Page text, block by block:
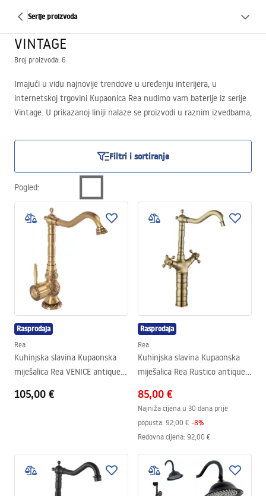
Serije proizvoda
VINTAGE
Broj proizvoda: 6
Imajući u vidu najnovije trendove u uređenju interijera, u
internetskoj trgovini Kupaonica Rea nudimo vam baterije iz serije
Vintage. U prikazanoj liniji nalaze se proizvodi u raznim izvedbama,
izuzetno moderne završne obrade, poput antiknog zlata i
patinirane crne. Ispunjavajući različite preferencije, baterije
Vintage opremljene su miješalicom koja omogućuje jednostavnu
kontrolu i tlaka i temperature vode, osiguravajući udobnost
upotrebe na najvišoj razini. Dodatno nudimo varijante s dvije
neovisne ručice zanimljivih oblika.
Filtri i sortiranje
Pogled:
Rasprodaja
Rea
Kuhinjska slavina Kupaonska
miješalica Rea VENICE antique
105,00 €
Rasprodaja
Rea
Kuhinjska slavina Kupaonska
miješalica Rea Rustico antique
85,00 €
Najniža cijena u 30 dana prije
popusta: 92,00 € -8%
Redovna cijena: 92,00 €